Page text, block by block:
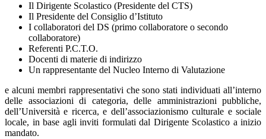
Il Dirigente Scolastico (Presidente del CTS)
Il Presidente del Consiglio d’Istituto
I collaboratori del DS (primo collaboratore o secondo
collaboratore)
Referenti P.C.T.O.
Docenti di materie di indirizzo
Un rappresentante del Nucleo Interno di Valutazione
e alcuni membri rappresentativi che sono stati individuati all’interno
delle associazioni di categoria, delle amministrazioni pubbliche,
dell’Università e ricerca, e dell’associazionismo culturale e sociale
locale, in base agli inviti formulati dal Dirigente Scolastico a inizio
mandato.